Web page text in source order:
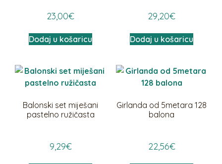
23,00€
Dodaj u košaricu
29,20€
Dodaj u košaricu
Balonski set miješani
pastelno ružičasta
9,29€
Girlanda od 5metara 128
balona
22,56€